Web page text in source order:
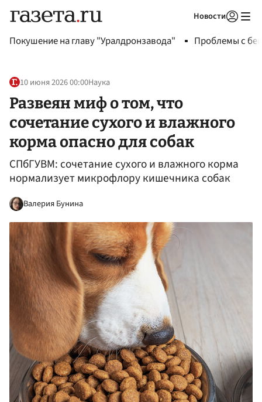
Новости
Покушение на главу "Уралдронзавода" Проблемы с
10 июня 2026 00:00Наука
Развеян миф о том, что
сочетание сухого и влажного
корма опасно для собак
СПбГУВМ: сочетание сухого и влажного корма
нормализует микрофлору кишечника собак
Валерия Бунина